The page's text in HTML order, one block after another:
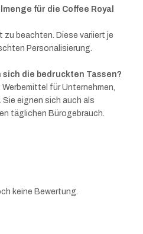
für die Coffee Royal
beachten. Diese variiert je
Personalisierung.
die bedruckten Tassen?
für Unternehmen,
Sie eignen sich auch als
täglichen Bürogebrauch.
keine Bewertung.